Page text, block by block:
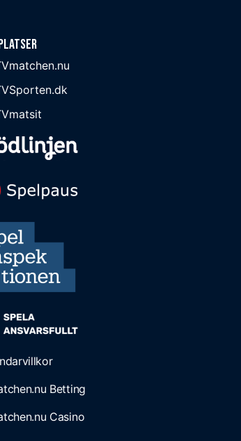
Betting
Casino